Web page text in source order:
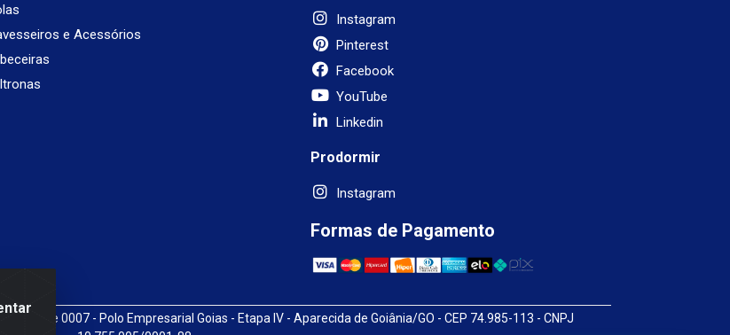
e Acessórios
Instagram
Pinterest
Facebook
YouTube
Linkedin
Prodormir
Instagram
Formas de Pagamento
Lote 0007 - Polo Empresarial Goias - Etapa IV - Aparecida de Goiânia/GO - CEP 74.985-113 - CNPJ